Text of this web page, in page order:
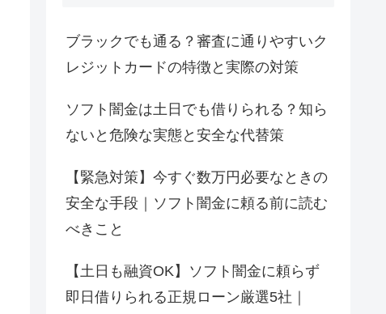
ブラックでも通る？審査に通りやすいク
レジットカードの特徴と実際の対策
ソフト闇金は土日でも借りられる？知ら
ないと危険な実態と安全な代替策
【緊急対策】今すぐ数万円必要なときの
安全な手段｜ソフト闇金に頼る前に読む
べきこと
【土日も融資OK】ソフト闇金に頼らず
即日借りられる正規ローン厳選5社｜